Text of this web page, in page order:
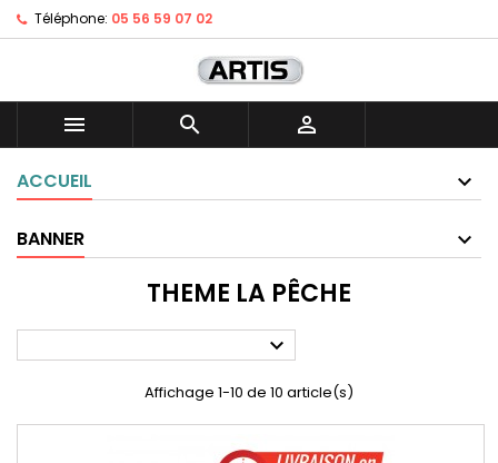
Téléphone: 05 56 59 07 02
  
ACCUEIL
BANNER
THEME LA PÊCHE

Affichage 1-10 de 10 article(s)